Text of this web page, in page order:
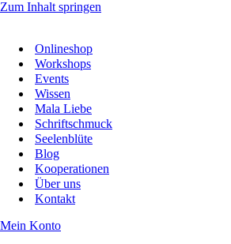
Zum Inhalt springen
Onlineshop
Workshops
Events
Wissen
Mala Liebe
Schriftschmuck
Seelenblüte
Blog
Kooperationen
Über uns
Kontakt
Mein Konto